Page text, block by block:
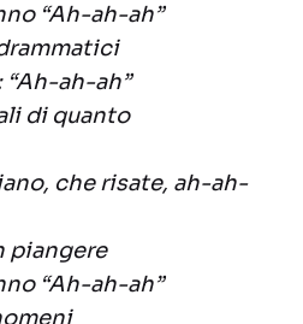
“Ah-ah-ah”
ah-ah”
di quanto
che risate, ah-ah-
piangere
“Ah-ah-ah”